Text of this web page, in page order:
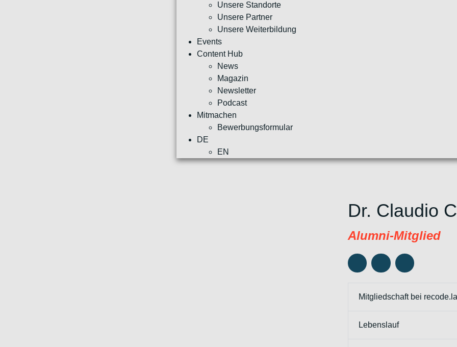
Unsere Standorte
Unsere Partner
Unsere Weiterbildung
Events
Content Hub
News
Magazin
Newsletter
Podcast
Mitmachen
Bewerbungsformular
DE
EN
Dr. Claudio
Alumni-Mitglied
Mitgliedschaft bei
Lebenslauf